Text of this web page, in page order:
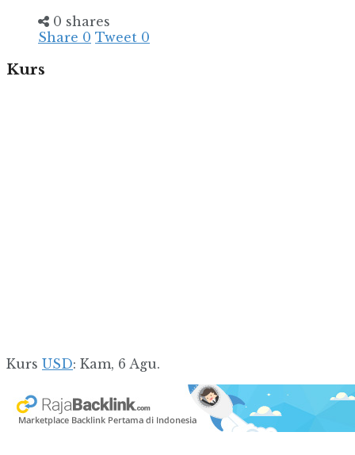
0 shares
Share 0 Tweet 0
Kurs
Kurs USD: Kam, 6 Agu.